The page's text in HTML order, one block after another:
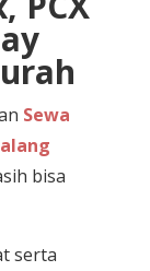
Sewa
bisa
serta